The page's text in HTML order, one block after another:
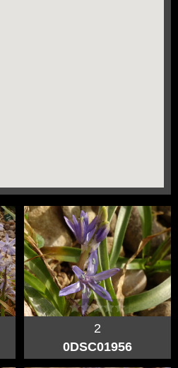
2
0DSC01956